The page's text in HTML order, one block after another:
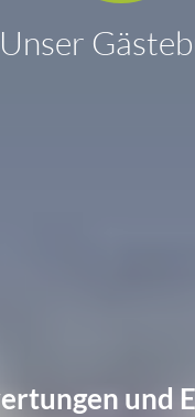
Unser
und